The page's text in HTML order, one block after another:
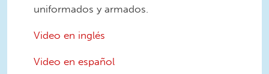
uniformados y armados.
Video en inglés
Video en español